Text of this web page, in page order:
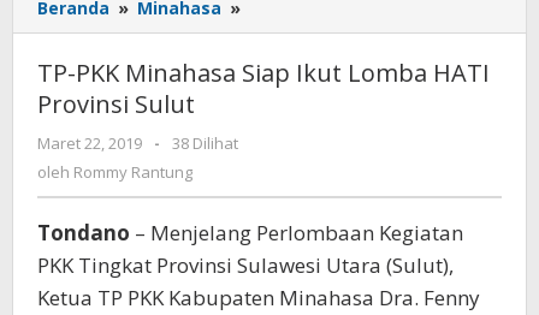
Beranda » Minahasa »
PKK
Minahasa
Siap
TP-PKK Minahasa Siap Ikut Lomba HATI
Provinsi Sulut
Maret 22, 2019
oleh
Rommy
Rantung
-
38 Dilihat
oleh Rommy Rantung
Tondano – Menjelang Perlombaan Kegiatan
PKK Tingkat Provinsi Sulawesi Utara (Sulut),
Ketua TP PKK Kabupaten Minahasa Dra. Fenny